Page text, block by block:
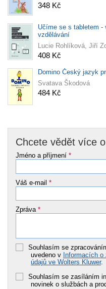
348 Kč
Učíme se s tabletem
vzdělávání
Lucie Rohlíková, Jiří
408 Kč
Domino Český jazyk
Svatava Škodová
484 Kč
Chcete vědět více
Jméno a příjmení *
Váš e-mail *
Zpráva *
Souhlasím se
uvedeno v Informacích
údajů ve Wolters Kluwer.
Souhlasím se zasíláním
novinek o službách a